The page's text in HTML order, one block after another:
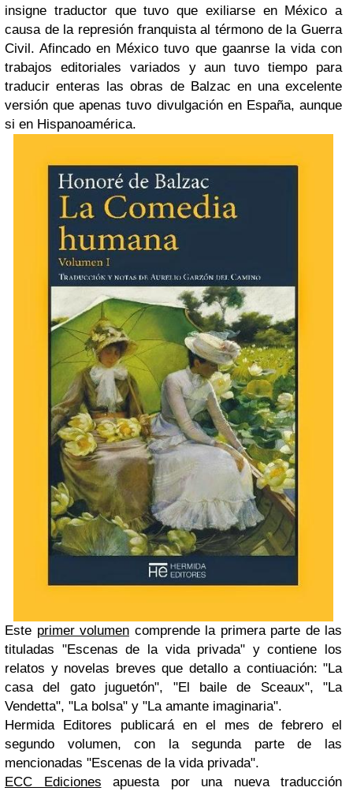
insigne traductor que tuvo que exiliarse en México a
causa de la represión franquista al térmono de la Guerra
Civil. Afincado en México tuvo que gaanrse la vida con
trabajos editoriales variados y aun tuvo tiempo para
traducir enteras las obras de Balzac en una excelente
versión que apenas tuvo divulgación en España, aunque
si en Hispanoamérica.
Este primer volumen comprende la primera parte de las
tituladas "Escenas de la vida privada" y contiene los
relatos y novelas breves que detallo a contiuación: "La
casa del gato juguetón", "El baile de Sceaux", "La
Vendetta", "La bolsa" y "La amante imaginaria".
Hermida Editores publicará en el mes de febrero el
segundo volumen, con la segunda parte de las
mencionadas "Escenas de la vida privada".
ECC Ediciones apuesta por una nueva traducción